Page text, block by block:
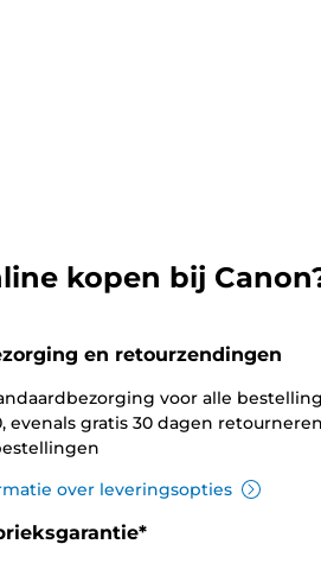
kopen bij
en retourzendingen
voor alle
evenals gratis 30 dagen
over leveringsopties